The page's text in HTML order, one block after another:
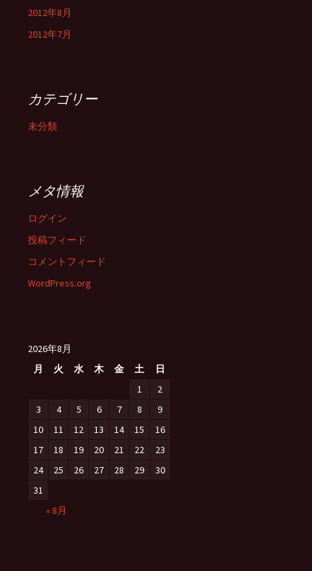
2012年8月
2012年7月
カテゴリー
未分類
メタ情報
ログイン
投稿フィード
コメントフィード
WordPress.org
2026年8月
月
火 水 木 金 土
日
1
2
3
4 5 6 7 8
9
10
11 12 13 14 15
16
17
18 19 20 21 22
23
24
25 26 27 28 29
30
31
« 8月